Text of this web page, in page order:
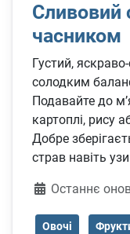
Сливовий
часником
Густий,
солодким
Подавайте до
картоплі, рису
Добре
страв навіть
ДеталіОстаннє
Овочі